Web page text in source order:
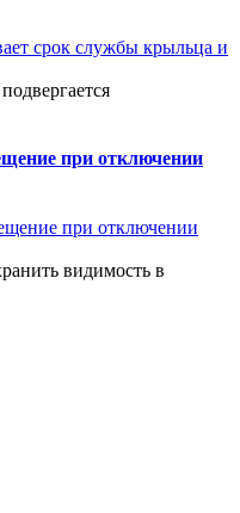
при отключении
видимость в